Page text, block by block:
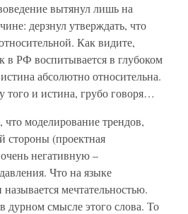
вытянул лишь на
дерзнул утверждать, что
Как видите,
РФ воспитывается в глубоком
абсолютно относительна.
того и истина, грубо говоря…
моделирование трендов,
стороны (проектная
негативную –
Что на языке
мечтательностью.
дурном смысле этого слова. То